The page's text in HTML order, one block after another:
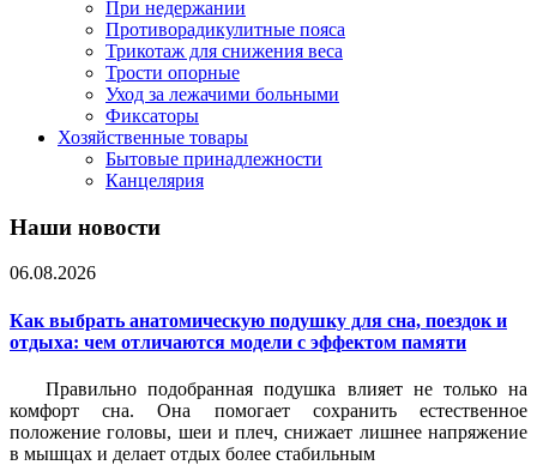
При недержании
Противорадикулитные пояса
Трикотаж для снижения веса
Трости опорные
Уход за лежачими больными
Фиксаторы
Хозяйственные товары
Бытовые принадлежности
Канцелярия
Наши новости
06.08.2026
Как выбрать анатомическую подушку для сна, поездок и
отдыха: чем отличаются модели с эффектом памяти
Правильно подобранная подушка влияет не только на
комфорт сна. Она помогает сохранить естественное
положение головы, шеи и плеч, снижает лишнее напряжение
в мышцах и делает отдых более стабильным